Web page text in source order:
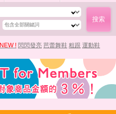
NEW ! 閃閃發亮 芭蕾舞鞋 粗跟 運動鞋